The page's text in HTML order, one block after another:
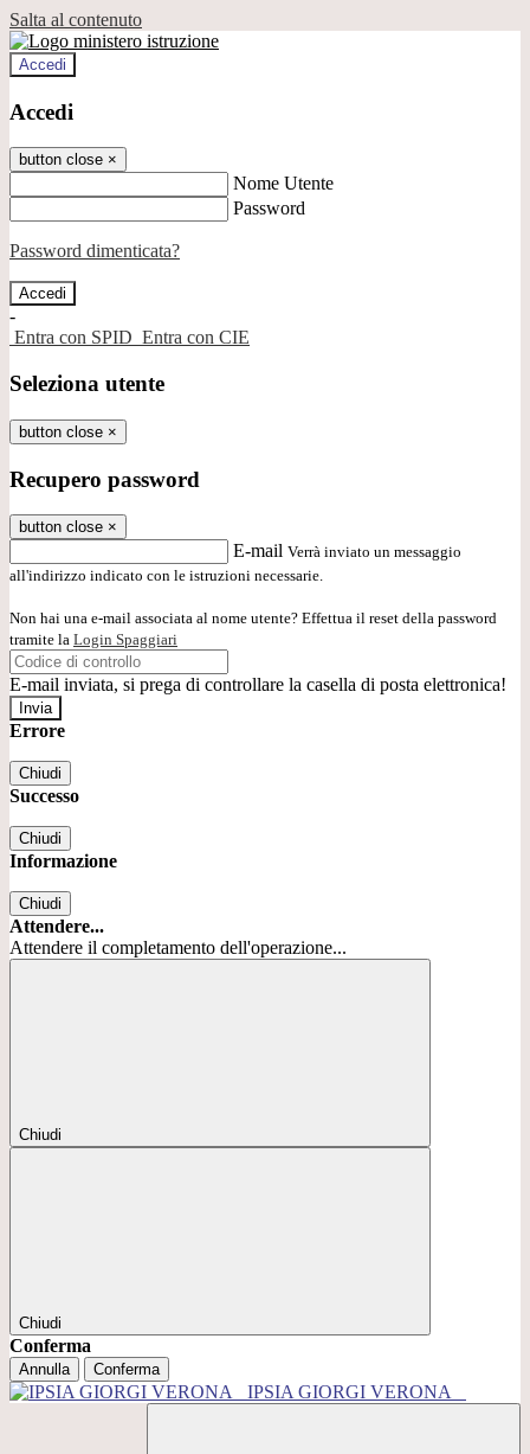
Salta al contenuto
Accedi
Accedi
button close ×
Nome Utente
Password
Password dimenticata?
-
Entra con SPID Entra con CIE
Seleziona utente
button close ×
Recupero password
button close ×
E-mail Verrà inviato un messaggio
all'indirizzo indicato con le istruzioni necessarie.
Non hai una e-mail associata al nome utente? Effettua il reset della password
tramite la Login Spaggiari
E-mail inviata, si prega di controllare la casella di posta elettronica!
Errore
Chiudi
Successo
Chiudi
Informazione
Chiudi
Attendere...
Attendere il completamento dell'operazione...
Chiudi
Chiudi
Conferma
Annulla Conferma
IPSIA GIORGI VERONA